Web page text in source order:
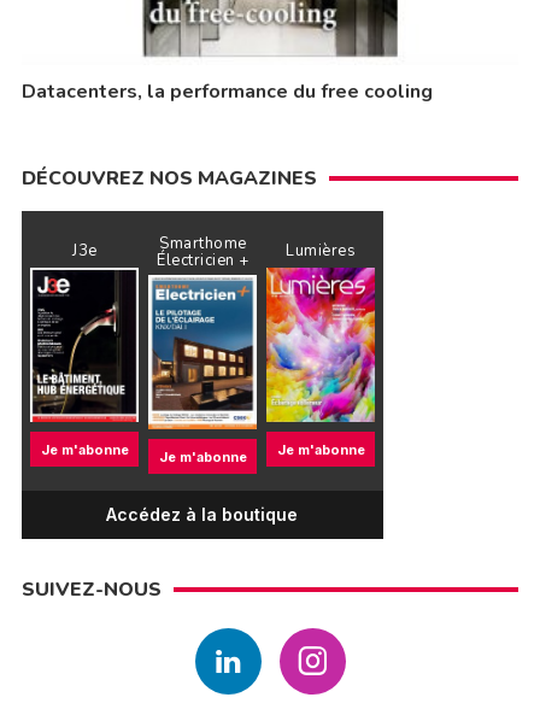
Datacenters, la performance du free cooling
DÉCOUVREZ NOS MAGAZINES
J3e
Je m'abonne
Smarthome
Électricien +
Je m'abonne
Lumières
Je m'abonne
Accédez à la boutique
SUIVEZ-NOUS